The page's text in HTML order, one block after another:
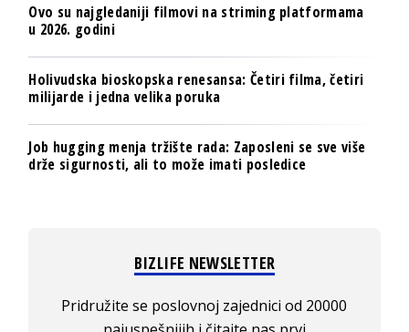
Ovo su najgledaniji filmovi na striming platformama
u 2026. godini
Holivudska bioskopska renesansa: Četiri filma, četiri
milijarde i jedna velika poruka
Job hugging menja tržište rada: Zaposleni se sve više
drže sigurnosti, ali to može imati posledice
BIZLIFE NEWSLETTER
Pridružite se poslovnoj zajednici od 20000